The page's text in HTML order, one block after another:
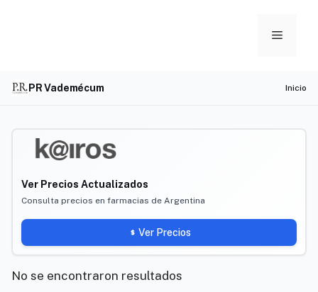
Menu
PR Vademécum Inicio
Ver Precios Actualizados
Consulta precios en farmacias de Argentina
Ver Precios
No se encontraron resultados